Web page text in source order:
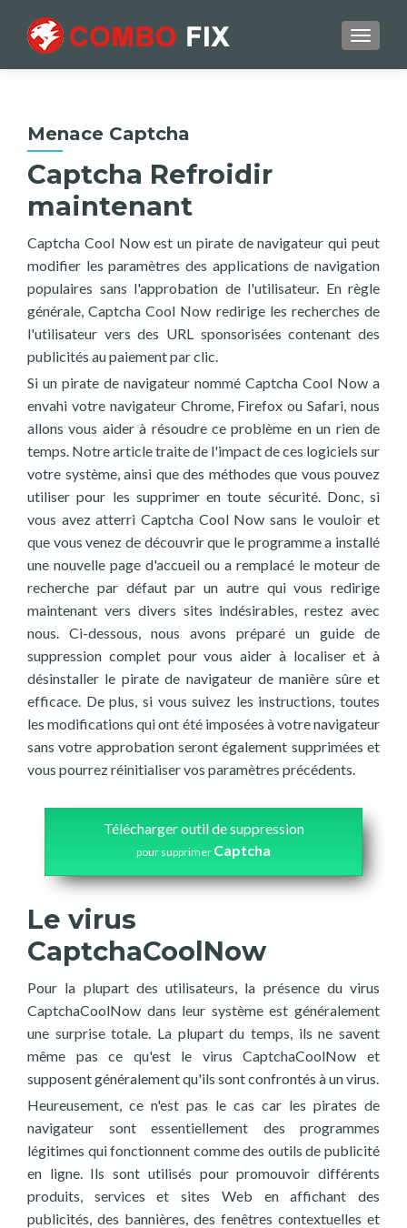
Menace Captcha
Captcha Refroidir
maintenant
Captcha Cool Now est un pirate de navigateur qui peut
modifier les paramètres des applications de navigation
populaires sans l'approbation de l'utilisateur. En règle
générale, Captcha Cool Now redirige les recherches de
l'utilisateur vers des URL sponsorisées contenant des
publicités au paiement par clic.
Si un pirate de navigateur nommé Captcha Cool Now a
envahi votre navigateur Chrome, Firefox ou Safari, nous
allons vous aider à résoudre ce problème en un rien de
temps. Notre article traite de l'impact de ces logiciels sur
votre système, ainsi que des méthodes que vous pouvez
utiliser pour les supprimer en toute sécurité. Donc, si
vous avez atterri Captcha Cool Now sans le vouloir et
que vous venez de découvrir que le programme a installé
une nouvelle page d'accueil ou a remplacé le moteur de
recherche par défaut par un autre qui vous redirige
maintenant vers divers sites indésirables, restez avec
nous. Ci-dessous, nous avons préparé un guide de
suppression complet pour vous aider à localiser et à
désinstaller le pirate de navigateur de manière sûre et
efficace. De plus, si vous suivez les instructions, toutes
les modifications qui ont été imposées à votre navigateur
sans votre approbation seront également supprimées et
vous pourrez réinitialiser vos paramètres précédents.
Télécharger outil de suppression
pour supprimer Captcha
Le virus
CaptchaCoolNow
Pour la plupart des utilisateurs, la présence du virus
CaptchaCoolNow dans leur système est généralement
une surprise totale. La plupart du temps, ils ne savent
même pas ce qu'est le virus CaptchaCoolNow et
supposent généralement qu'ils sont confrontés à un virus.
Heureusement, ce n'est pas le cas car les pirates de
navigateur sont essentiellement des programmes
légitimes qui fonctionnent comme des outils de publicité
en ligne. Ils sont utilisés pour promouvoir différents
produits, services et sites Web en affichant des
publicités, des bannières, des fenêtres contextuelles et